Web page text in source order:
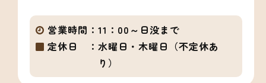
営業時間： 11：00～日没まで
定休日 ： 水曜日・木曜日（不定休あ
り）